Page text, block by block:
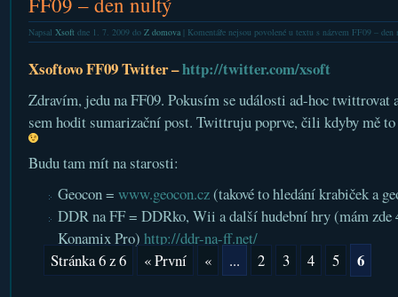
Napsal Xsoftdne 1. 7. 2009 do Z domova| Komentáře nejsou povolenéu textu s názvem FF09 – den
Xsoftovo FF09 Twitter –http://twitter.com/xsoft
Zdravím, jedu na FF09. Pokusím se události ad-hoc twittrovat
sem hodit sumarizační post. Twittruju poprve, čili kdyby mě
Budu tam mít na starosti:
Geocon = www.geocon.cz(takové to hledání krabiček a
DDR na FF = DDRko, Wii a další hudební hry (mám zde
Konamix Pro) http://ddr-na-ff.net/
Stránka 6 z 6
« První « ... 2 3 4 5 6